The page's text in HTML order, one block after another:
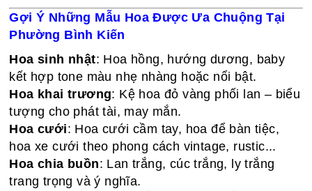
Gợi Ý Những Mẫu Hoa Được Ưa Chuộng Tại
Phường Bình Kiến
Hoa sinh nhật: Hoa hồng, hướng dương, baby
kết hợp tone màu nhẹ nhàng hoặc nổi bật.
Hoa khai trương: Kệ hoa đỏ vàng phối lan – biểu
tượng cho phát tài, may mắn.
Hoa cưới: Hoa cưới cầm tay, hoa để bàn tiệc,
hoa xe cưới theo phong cách vintage, rustic...
Hoa chia buồn: Lan trắng, cúc trắng, ly trắng
trang trọng và ý nghĩa.